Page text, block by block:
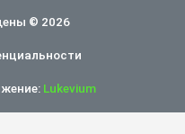
© 2026
Lukevium